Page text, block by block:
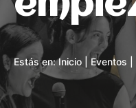
Estás en:Inicio Eventos